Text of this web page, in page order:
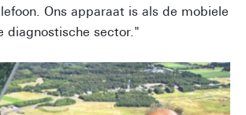
Ons apparaat is als de mobiele
diagnostische sector."